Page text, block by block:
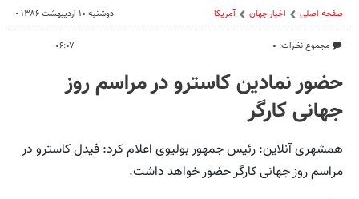
صفحه اصلی اخبار جهان آمریکا
مجموع نظرات: ۰
دوشنبه ۱۰ اردیبهشت ۱۳۸۶ -
۰۶:۰۷
حضور نمادین کاسترو در مراسم روز
جهانی کارگر
همشهری آنلاین: رئیس جمهور بولیوی اعلام کرد: فیدل کاسترو در
مراسم روز جهانی کارگر حضور خواهد داشت.